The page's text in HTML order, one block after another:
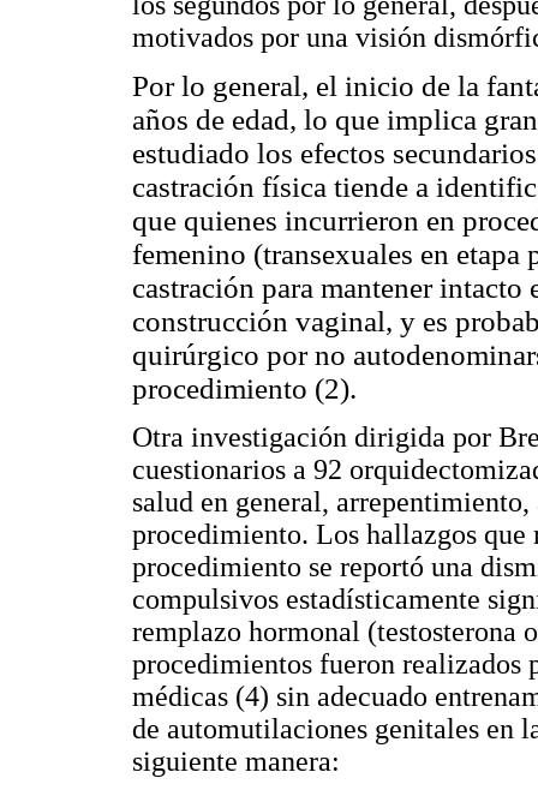
motivados por una visión
Por lo general, el inicio de la
años de edad, lo que implica
estudiado los efectos
castración física tiende a
que quienes incurrieron en
femenino (transexuales en etapa
castración para mantener intacto
construcción vaginal, y es
quirúrgico por no
procedimiento (2).
Otra investigación dirigida por
cuestionarios a 92
salud en general,
procedimiento. Los hallazgos que
procedimiento se reportó una
compulsivos estadísticamente
remplazo hormonal (testosterona
procedimientos fueron realizados
médicas (4) sin adecuado
de automutilaciones genitales en
siguiente manera: